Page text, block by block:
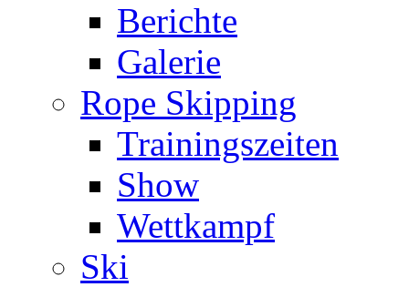
Berichte
Galerie
Rope Skipping
Trainingszeiten
Show
Wettkampf
Ski